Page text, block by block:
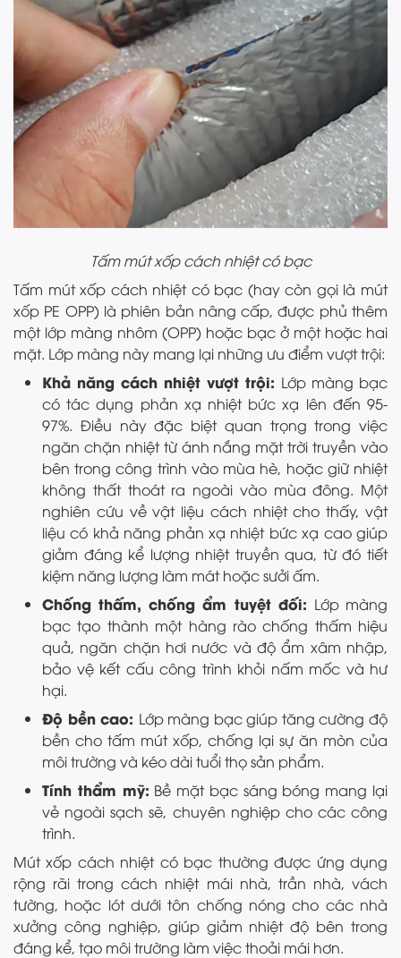
Tấm mút xốp cách nhiệt có bạc
Tấm mút xốp cách nhiệt có bạc (hay còn gọi là mút
xốp PE OPP) là phiên bản nâng cấp, được phủ thêm
một lớp màng nhôm (OPP) hoặc bạc ở một hoặc hai
mặt. Lớp màng này mang lại những ưu điểm vượt trội:
Khả năng cách nhiệt vượt trội: Lớp màng bạc
có tác dụng phản xạ nhiệt bức xạ lên đến 95-
97%. Điều này đặc biệt quan trọng trong việc
ngăn chặn nhiệt từ ánh nắng mặt trời truyền vào
bên trong công trình vào mùa hè, hoặc giữ nhiệt
không thất thoát ra ngoài vào mùa đông. Một
nghiên cứu về vật liệu cách nhiệt cho thấy, vật
liệu có khả năng phản xạ nhiệt bức xạ cao giúp
giảm đáng kể lượng nhiệt truyền qua, từ đó tiết
kiệm năng lượng làm mát hoặc sưởi ấm.
Chống thấm, chống ẩm tuyệt đối: Lớp màng
bạc tạo thành một hàng rào chống thấm hiệu
quả, ngăn chặn hơi nước và độ ẩm xâm nhập,
bảo vệ kết cấu công trình khỏi nấm mốc và hư
hại.
Độ bền cao: Lớp màng bạc giúp tăng cường độ
bền cho tấm mút xốp, chống lại sự ăn mòn của
môi trường và kéo dài tuổi thọ sản phẩm.
Tính thẩm mỹ: Bề mặt bạc sáng bóng mang lại
vẻ ngoài sạch sẽ, chuyên nghiệp cho các công
trình.
Mút xốp cách nhiệt có bạc thường được ứng dụng
rộng rãi trong cách nhiệt mái nhà, trần nhà, vách
tường, hoặc lót dưới tôn chống nóng cho các nhà
xưởng công nghiệp, giúp giảm nhiệt độ bên trong
đáng kể, tạo môi trường làm việc thoải mái hơn.